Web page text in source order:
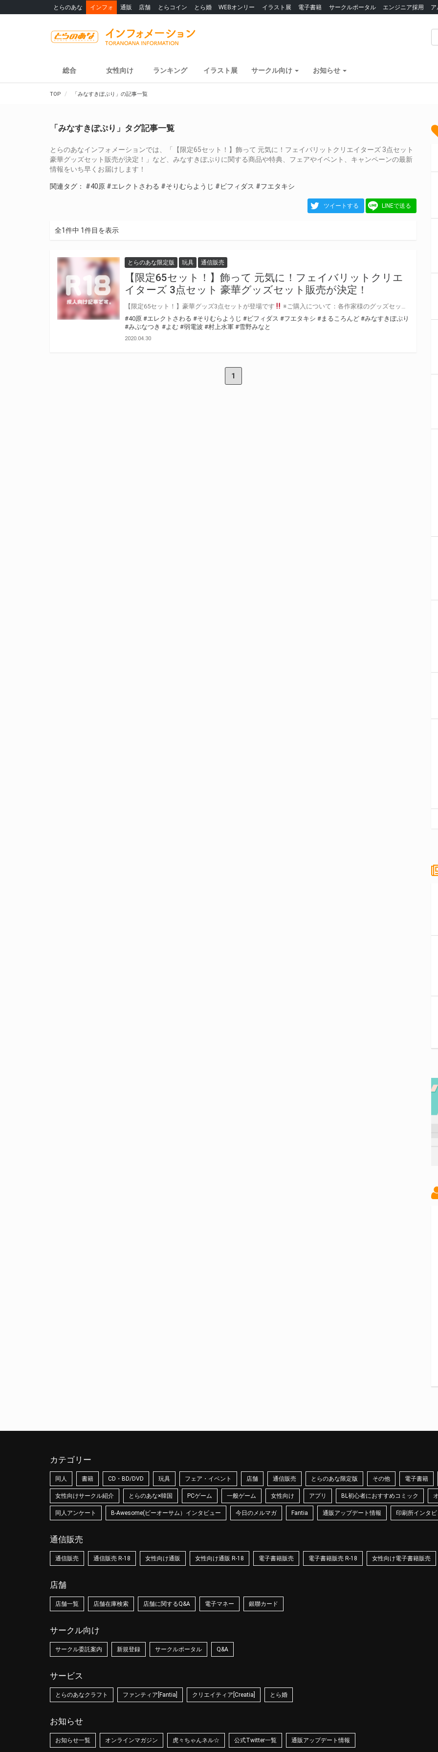
とらのあな インフォ 通販 店舗 とらコイン とら婚 WEBオンリー イラスト展 電子書籍 サークルポータル エンジニア採用
総合 女性向け ランキング イラスト展 サークル向け お知らせ
TOP 「みなすきぽぷり」の記事一覧
「みなすきぽぷり」タグ記事一覧
とらのあなインフォメーションでは、「【限定65セット！】飾って 元気に！フェイバリットクリエイターズ 3点セット
豪華グッズセット販売が決定！」など、みなすきぽぷりに関する商品や特典、フェアやイベント、キャンペーンの最新
情報をいち早くお届けします！
関連タグ： #40原 #エレクトさわる #そりむらようじ #ビフィダス #フエタキシ
ツイートする LINEで送る
全1件中 1件目を表示
とらのあな限定版 玩具 通信販売
【限定65セット！】飾って 元気に！フェイバリットクリエ
イターズ 3点セット 豪華グッズセット販売が決定！
【限定65セット！】豪華グッズ3点セットが登場です
※ご購入について：各作家様のグッズセット一つにつき、お一人様1点のみ購入可能となります。 『飾って 元気になろう！』豪華クリエイター陣のイラストがグッズセットとして登場します！ 是非この機会に手に入れてください！ グッズセット内容：B2タペストリー、A4アクリルボード、ショッパー
#40原 #エレクトさわる #そりむらようじ #ビフィダス #フエタキシ #まるころんど #みなすきぽぷり
#みぶなつき #よむ #弱電波 #村上水軍 #雪野みなと
2020.04.30
1
カテゴリー
同人 書籍 CD・BD/DVD 玩具 フェア・イベント 店舗 通信販売 とらのあな限定版 その他 電子書籍
女性向けサークル紹介 とらのあな×韓国 PCゲーム 一般ゲーム 女性向け アプリ BL初心者におすすめコミック
同人アンケート B-Awesome(ビーオーサム）インタビュー 今日のメルマガ Fantia 通販アップデート情報 印刷所インタ
通信販売
通信販売 通信販売 R-18 女性向け通販 女性向け通販 R-18 電子書籍販売 電子書籍販売 R-18 女性向け電子書籍販売
店舗
店舗一覧 店舗在庫検索 店舗に関するQ&A 電子マネー 銀聯カード
サークル向け
サークル委託案内 新規登録 サークルポータル Q&A
サービス
とらのあなクラフト ファンティア[Fantia] クリエイティア[Creatia] とら婚
お知らせ
お知らせ一覧 オンラインマガジン 虎々ちゃんネル☆ 公式Twitter一覧 通販アップデート情報